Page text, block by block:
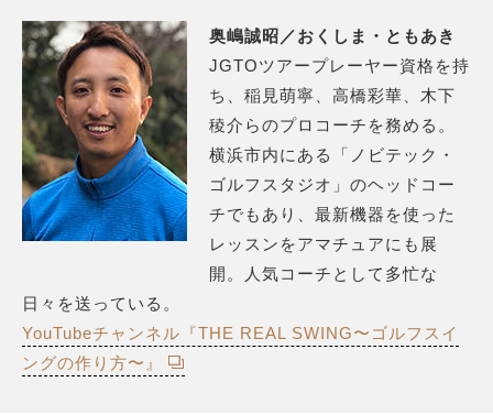
奥嶋誠昭／おくしま・ともあき
JGTOツアープレーヤー資格を持
ち、稲見萌寧、高橋彩華、木下
稜介らのプロコーチを務める。
横浜市内にある「ノビテック・
ゴルフスタジオ」のヘッドコー
チでもあり、最新機器を使った
レッスンをアマチュアにも展
開。人気コーチとして多忙な
日々を送っている。
YouTubeチャンネル『THE REAL SWING〜ゴルフスイ
ングの作り方〜』